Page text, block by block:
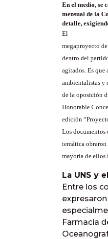
En el medio, se
mensual de la
detalle,
El
megaproyecto
dentro del
agitados. Es que
ambientalistas y
de la oposición
Honorable
edición
Los documentos
temática
mayoría de ellos
La UNS y
Entre los
Farmacia